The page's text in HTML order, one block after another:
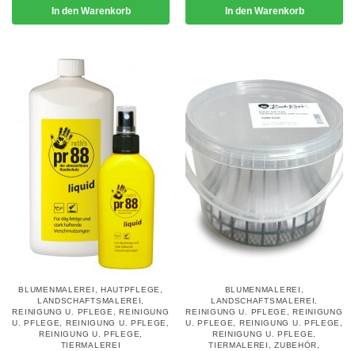
In den Warenkorb In den Warenkorb
BLUMENMALEREI HAUTPFLEGE
LANDSCHAFTSMALEREI
REINIGUNG U. PFLEGE
,REINIGUNG
U. PFLEGE
REINIGUNG U. PFLEGE
REINIGUNG U. PFLEGE
TIERMALEREI
BLUMENMALEREI
LANDSCHAFTSMALEREI
REINIGUNG U. PFLEGE
,REINIGUNG
U. PFLEGE
REINIGUNG U. PFLEGE
REINIGUNG U. PFLEGE
TIERMALEREI
,ZUBEHÖR